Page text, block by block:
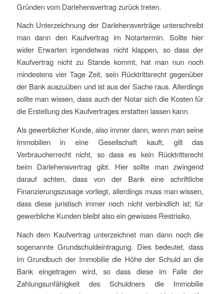
Gründen vom Darlehensvertrag zurück treten.
Nach Unterzeichnung der Darlehensverträge unterschreibt
man dann den Kaufvertrag im Notartermin. Sollte hier
wider Erwarten irgendetwas nicht klappen, so dass der
Kaufvertrag nicht zu Stande kommt, hat man nun noch
mindestens vier Tage Zeit, sein Rücktrittsrecht gegenüber
der Bank auszuüben und ist aus der Sache raus. Allerdings
sollte man wissen, dass auch der Notar sich die Kosten für
die Erstellung des Kaufvertrages erstatten lassen kann.
Als gewerblicher Kunde, also immer dann, wenn man seine
Immobilien in eine Gesellschaft kauft, gilt das
Verbraucherrecht nicht, so dass es kein Rücktrittsrecht
beim Darlehensvertrag gibt. Hier sollte man zwingend
darauf achten, dass von der Bank eine schriftliche
Finanzierungszusage vorliegt, allerdings muss man wissen,
dass diese juristisch immer noch nicht verbindlich ist; für
gewerbliche Kunden bleibt also ein gewisses Restrisiko.
Nach dem Kaufvertrag unterzeichnet man dann noch die
sogenannte Grundschuldeintragung. Dies bedeutet, dass
im Grundbuch der Immobilie die Höhe der Schuld an die
Bank eingetragen wird, so dass diese im Falle der
Zahlungsunfähigkeit des Schuldners die Immobilie